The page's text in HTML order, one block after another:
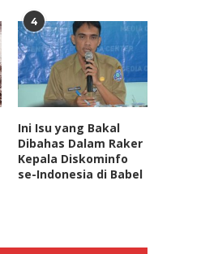
4
Ini Isu yang Bakal
Dibahas Dalam Raker
Kepala Diskominfo
se-Indonesia di Babel